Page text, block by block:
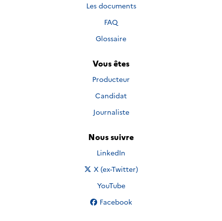
Les documents
FAQ
Glossaire
Vous êtes
Producteur
Candidat
Journaliste
Nous suivre
Nous suivre sur
LinkedIn
Nous suivre sur
X (ex-Twitter)
Nous suivre sur
YouTube
Nous suivre sur
Facebook